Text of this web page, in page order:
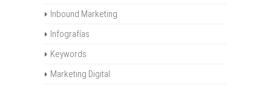
Inbound Marketing
Infografías
Keywords
Marketing Digital